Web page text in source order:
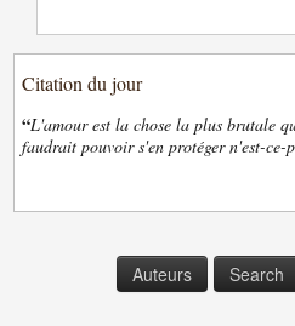
Citation du jour
“L'amour est la chose la plus brutale
faudrait pouvoir s'en protéger n'est-ce-
Auteurs Search